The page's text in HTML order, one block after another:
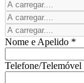
Nome e Apelido *
Telefone/Telemóvel